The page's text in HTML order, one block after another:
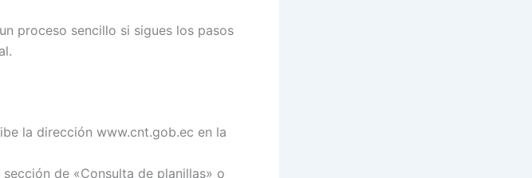
proceso sencillo si sigues los pasos
la dirección www.cnt.gob.ec en la
de «Consulta de planillas» o